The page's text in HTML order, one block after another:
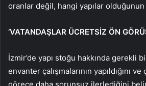
oranlar değil, hangi yapılar
‘VATANDAŞLAR ÜCRETSİZ ÖN
İzmir’de yapı stoğu hakkında gerekli
envanter çalışmalarının yapıldığını ve
görece daha sorunsuz ilerlediğini